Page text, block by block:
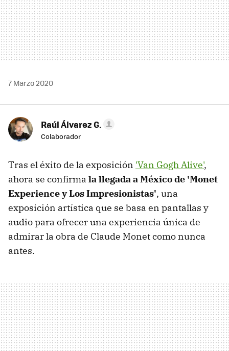
7 Marzo 2020
Raúl Álvarez G.
Colaborador
Tras el éxito de la exposición 'Van Gogh Alive',
ahora se confirma la llegada a México de 'Monet
Experience y Los Impresionistas', una
exposición artística que se basa en pantallas y
audio para ofrecer una experiencia única de
admirar la obra de Claude Monet como nunca
antes.